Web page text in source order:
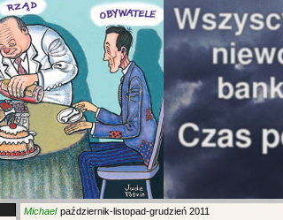
Michael październik-listopad-grudzień 2011